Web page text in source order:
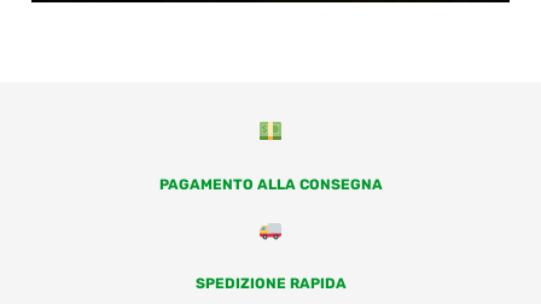
PAGAMENTO ALLA CONSEGNA
SPEDIZIONE RAPIDA